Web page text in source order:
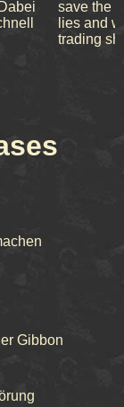
save the
lies and
trading
Gibbon